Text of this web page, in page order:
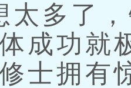
多了，
成功就
士拥有